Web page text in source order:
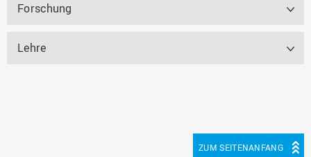
Forschung
Lehre
ZUM SEITENANFANG